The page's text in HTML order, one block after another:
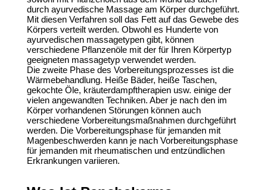
durch ayurvedische Massageam Körper durchgeführt.
Mit diesen Verfahren soll das Fett auf das Gewebe des
Körpers verteilt werden. Obwohl es Hunderte von
ayurvedischen massagetypen gibt, können
verschiedene Pflanzenöle mit der für Ihren Körpertyp
geeigneten massagetyp verwendet werden.
Die zweite Phase des Vorbereitungsprozesses ist die
Wärmebehandlung. Heiße Bäder, heiße Taschen,
gekochte Öle, kräuterdampftherapien usw. einige der
vielen angewandten Techniken. Aber je nach den im
Körper vorhandenen Störungen können auch
verschiedene Vorbereitungsmaßnahmen durchgeführt
werden. Die Vorbereitungsphase für jemanden mit
Magenbeschwerden kann je nach Vorbereitungsphase
für jemanden mit rheumatischen und entzündlichen
Erkrankungen variieren.